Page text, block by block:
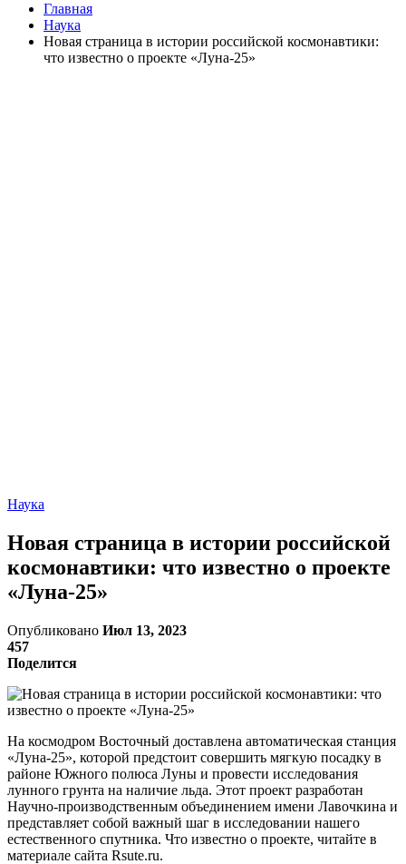
Главная
Наука
Новая страница в истории российской космонавтики:
что известно о проекте «Луна-25»
Наука
Новая страница в истории российской
космонавтики: что известно о проекте
«Луна-25»
Опубликовано Июл 13, 2023
457
Поделится
На космодром Восточный доставлена автоматическая станция
«Луна-25», которой предстоит совершить мягкую посадку в
районе Южного полюса Луны и провести исследования
лунного грунта на наличие льда. Этот проект разработан
Научно-производственным объединением имени Лавочкина и
представляет собой важный шаг в исследовании нашего
естественного спутника. Что известно о проекте, читайте в
материале сайта Rsute.ru.